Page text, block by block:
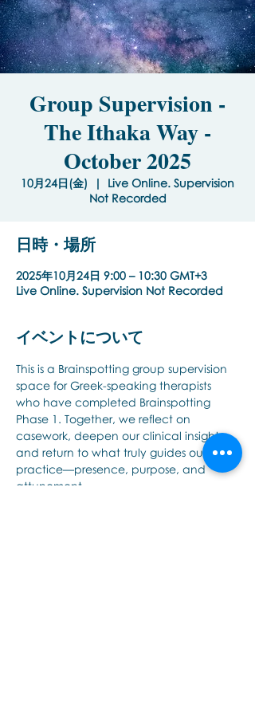
Group Supervision -
The Ithaka Way -
October 2025
10月24日(金)
  |
Live Online. Supervision
Not Recorded
日時・場所
2025年10月24日 9:00 – 10:30 GMT+3
Live Online. Supervision Not Recorded
イベントについて
This is a Brainspotting group supervision
space for Greek-speaking therapists
who have completed Brainspotting
Phase 1. Together, we reflect on
casework, deepen our clinical insight,
and return to what truly guides our
practice—presence, purpose, and
attunement.